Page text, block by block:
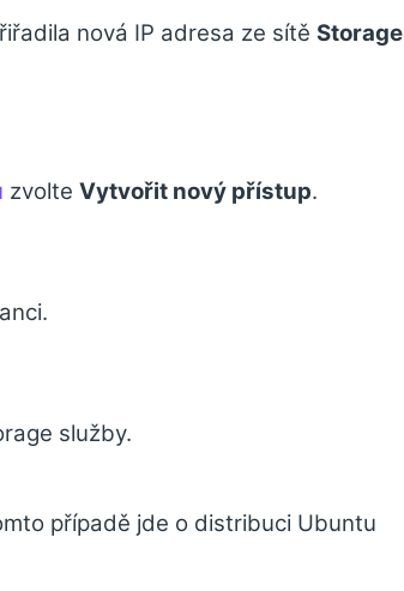
nová IP adresa ze sítě Storage
zvolte Vytvořit nový přístup.
služby.
případě jde o distribuci Ubuntu